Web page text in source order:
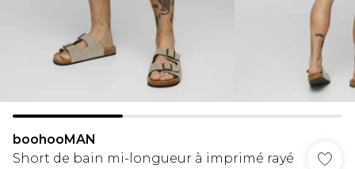
boohooMAN
Short de bain mi-longueur à imprimé rayé